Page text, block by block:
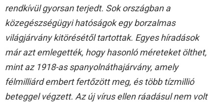
rendkívül gyorsan terjedt. Sok országban a
közegészségügyi hatóságok egy borzalmas
világjárvány kitörésétől tartottak. Egyes híradások
már azt emlegették, hogy hasonló méreteket ölthet,
mint az 1918-as spanyolnáthajárvány, amely
félmilliárd embert fertőzött meg, és több tízmillió
beteggel végzett. Az új vírus ellen ráadásul nem volt